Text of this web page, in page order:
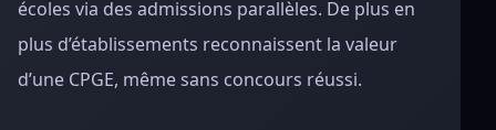
écoles via des admissions parallèles. De plus en
plus d’établissements reconnaissent la valeur
d’une CPGE, même sans concours réussi.